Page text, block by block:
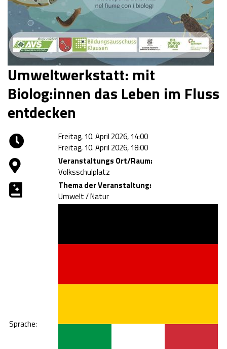
Umweltwerkstatt: mit
Biolog:innen das Leben im Fluss
entdecken
Freitag, 10. April 2026, 14:00
Freitag, 10. April 2026, 18:00
Veranstaltungs Ort/Raum:
Volksschulplatz
Thema der Veranstaltung:
Umwelt / Natur
Sprache: